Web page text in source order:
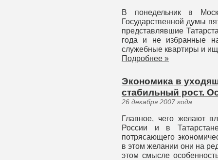
В понедельник в
Государственной думы
представлявшие
года и не избранные
служебные квартиры и
Подробнее »
Экономика в
стабильный рост.
26 декабря 2007 года
Главное, чего желают
России и в
потрясающего
в этом желании они на
этом смысле